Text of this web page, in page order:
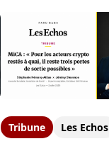
Tribune Les Echos